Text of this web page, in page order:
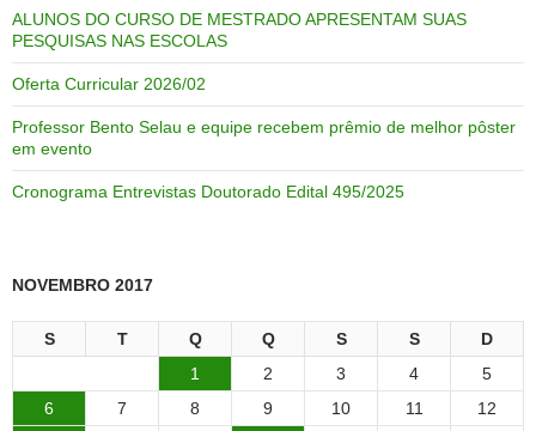
ALUNOS DO CURSO DE MESTRADO APRESENTAM SUAS
PESQUISAS NAS ESCOLAS
Oferta Curricular 2026/02
Professor Bento Selau e equipe recebem prêmio de melhor pôster
em evento
Cronograma Entrevistas Doutorado Edital 495/2025
NOVEMBRO 2017
S T Q Q S S
D
1
2 3 4
5
6
7 8 9 10 11
12